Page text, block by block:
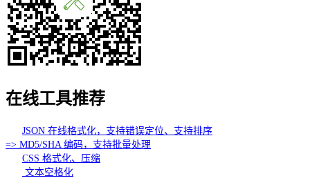
在线工具推荐
JSON 在线格式化，支持错误定位、支持排序
=> MD5/SHA 编码，支持批量处理
CSS 格式化、压缩
文本空格化